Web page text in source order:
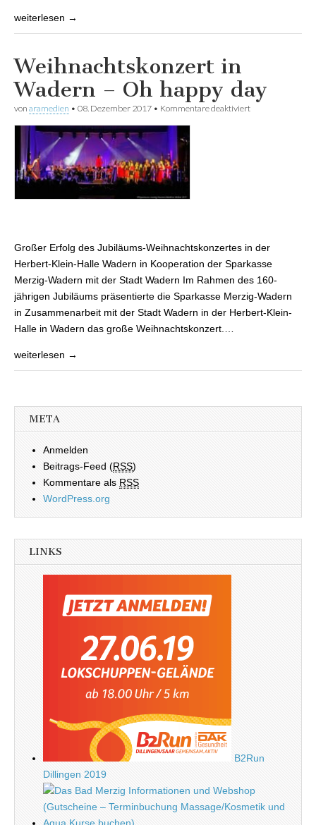
weiterlesen →
Weihnachtskonzert in
Wadern – Oh happy day
von aramedien • 08. Dezember 2017 • Kommentare deaktiviert
Großer Erfolg des Jubiläums-Weihnachtskonzertes in der
Herbert-Klein-Halle Wadern in Kooperation der Sparkasse
Merzig-Wadern mit der Stadt Wadern Im Rahmen des 160-
jährigen Jubiläums präsentierte die Sparkasse Merzig-Wadern
in Zusammenarbeit mit der Stadt Wadern in der Herbert-Klein-
Halle in Wadern das große Weihnachtskonzert.…
weiterlesen →
META
Anmelden
Beitrags-Feed (RSS)
Kommentare als RSS
WordPress.org
LINKS
B2Run
Dillingen 2019